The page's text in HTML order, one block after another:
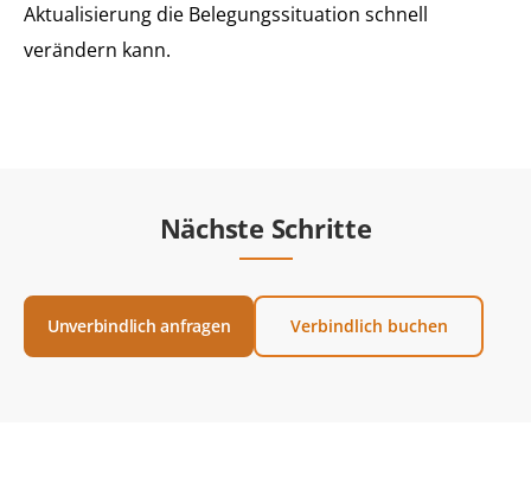
Aktualisierung die Belegungssituation schnell
verändern kann.
Nächste Schritte
Unverbindlich anfragen Verbindlich buchen